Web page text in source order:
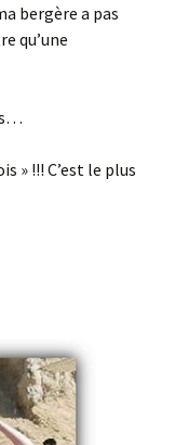
bergère a pas
qu’une
» !!! C’est le plus